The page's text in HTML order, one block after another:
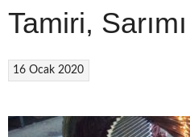
Tamiri,
16 Ocak 2020